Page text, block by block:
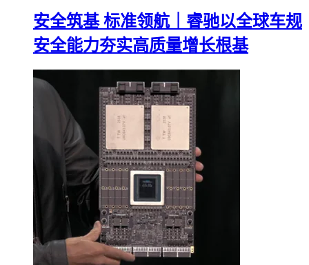
安全筑基 标准领航｜睿驰以全球车规
安全能力夯实高质量增长根基